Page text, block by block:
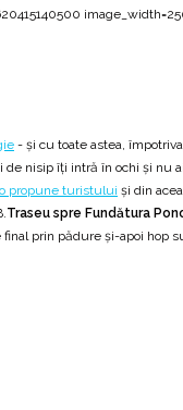
- și cu toate astea,
nisip îți intră în ochi și nu
propune turistului și din
Traseu spre Fundătura
prin pădure și-apoi hop